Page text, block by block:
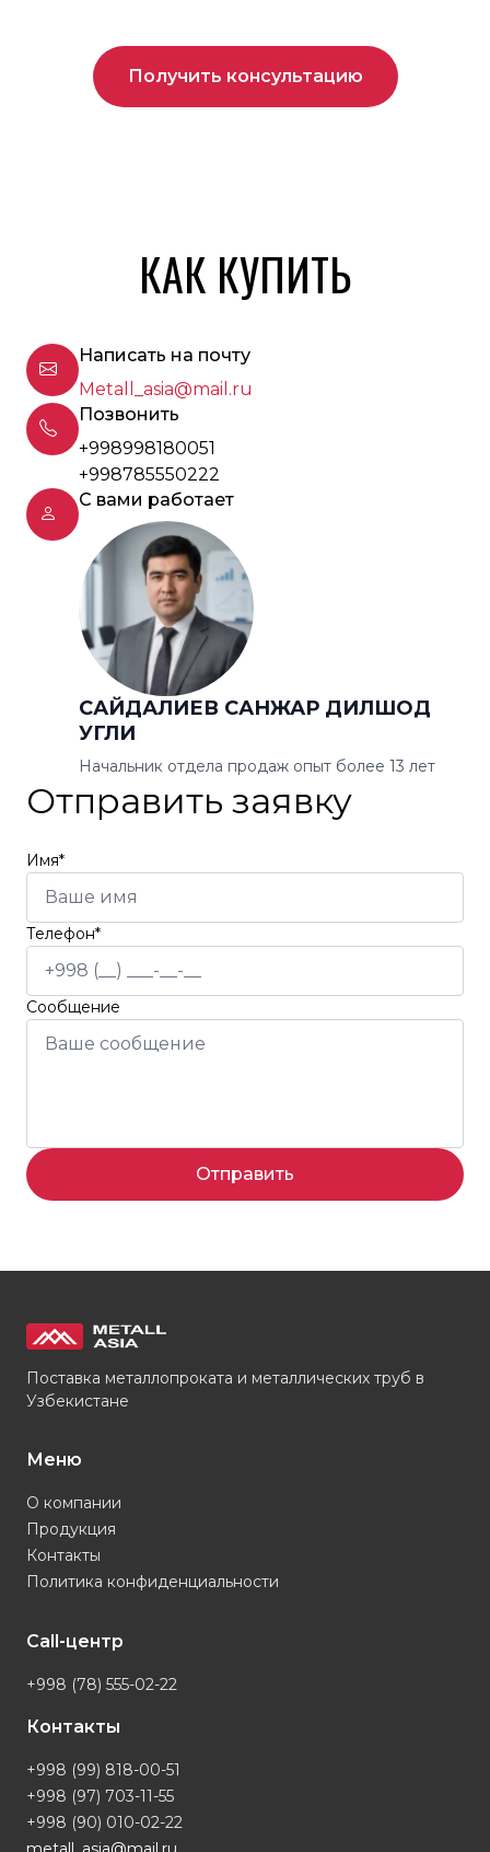
Получить консультацию
КАК КУПИТЬ
Написать на почту
Metall_asia@mail.ru
Позвонить
+998998180051
+998785550222
С вами работает
САЙДАЛИЕВ САНЖАР ДИЛШОД
УГЛИ
Начальник отдела продаж опыт более 13 лет
Отправить заявку
Имя*
Телефон*
Сообщение
Отправить
Поставка металлопроката и металлических труб в
Узбекистане
Меню
О компании
Продукция
Контакты
Политика конфиденциальности
Call-центр
+998 (78) 555-02-22
Контакты
+998 (99) 818-00-51
+998 (97) 703-11-55
+998 (90) 010-02-22